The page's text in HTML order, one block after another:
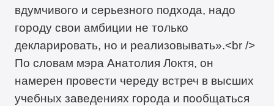
вдумчивого и серьезного подхода, надо
городу свои амбиции не только
декларировать, но и реализовывать».<br />
По словам мэра Анатолия Локтя, он
намерен провести череду встреч в высших
учебных заведениях города и пообщаться